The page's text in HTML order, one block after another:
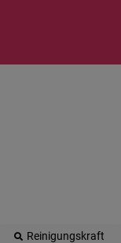
Reinigungskraft